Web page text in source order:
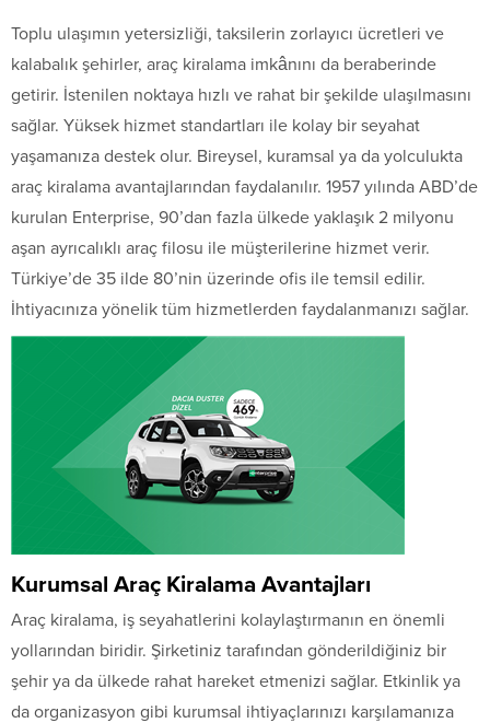
Toplu ulaşımın yetersizliği, taksilerin zorlayıcı ücretleri ve
kalabalık şehirler, araç kiralama imkânını da beraberinde
getirir. İstenilen noktaya hızlı ve rahat bir şekilde ulaşılmasını
sağlar. Yüksek hizmet standartları ile kolay bir seyahat
yaşamanıza destek olur. Bireysel, kuramsal ya da yolculukta
araç kiralama avantajlarından faydalanılır. 1957 yılında ABD’de
kurulan Enterprise, 90’dan fazla ülkede yaklaşık 2 milyonu
aşan ayrıcalıklı araç filosu ile müşterilerine hizmet verir.
Türkiye’de 35 ilde 80’nin üzerinde ofis ile temsil edilir.
İhtiyacınıza yönelik tüm hizmetlerden faydalanmanızı sağlar.
Kurumsal Araç Kiralama Avantajları
Araç kiralama, iş seyahatlerini kolaylaştırmanın en önemli
yollarından biridir. Şirketiniz tarafından gönderildiğiniz bir
şehir ya da ülkede rahat hareket etmenizi sağlar. Etkinlik ya
da organizasyon gibi kurumsal ihtiyaçlarınızı karşılamanıza